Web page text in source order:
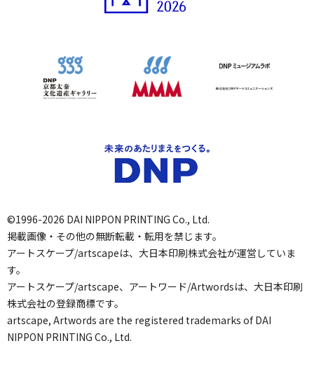
©1996-2026 DAI NIPPON PRINTING Co., Ltd.
掲載画像・その他の無断転載・転用を禁じます。
アートスケープ/artscapeは、大日本印刷株式会社が運営していま
す。
アートスケープ/artscape、アートワード/Artwordsは、大日本印刷
株式会社の登録商標です。
artscape, Artwords are the registered trademarks of DAI
NIPPON PRINTING Co., Ltd.